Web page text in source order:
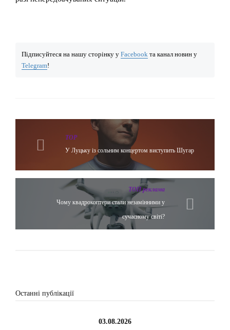
Підписуйтеся на нашу сторінку у Facebook та канал новин у
Telegram!
TOP
У Луцьку із сольним концертом виступить Шугар
ТОП реклама
Чому квадрокоптери стали незамінними у
сучасному світі?
Останні публікації
03.08.2026